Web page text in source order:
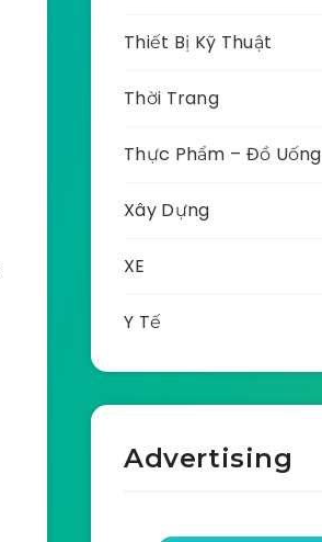
Thiết Bị Kỹ Thuật
Thời Trang
Thực Phẩm – Đồ Uống
Xây Dựng
XE
Y Tế
Advertising